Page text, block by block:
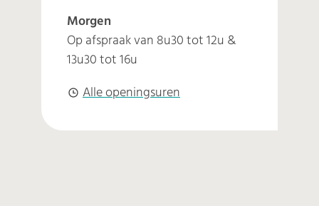
Morgen
Op afspraak van 8u30 tot 12u &
13u30 tot 16u
Alle openingsuren